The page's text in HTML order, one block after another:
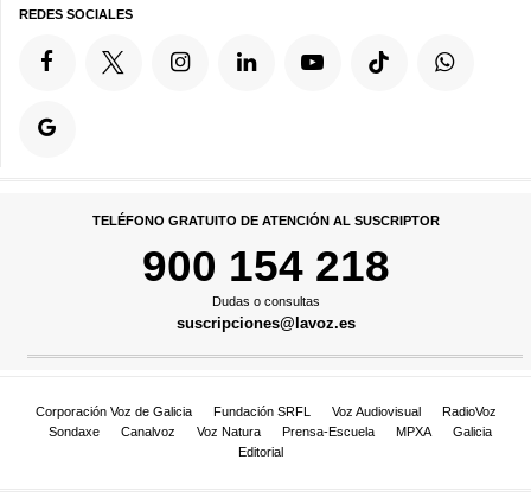
REDES SOCIALES
TELÉFONO GRATUITO DE ATENCIÓN AL SUSCRIPTOR
900 154 218
Dudas o consultas
suscripciones@lavoz.es
Corporación Voz de Galicia Fundación SRFL Voz Audiovisual
RadioVoz
Sondaxe
Canalvoz Voz Natura Prensa-Escuela MPXA
Galicia
Editorial